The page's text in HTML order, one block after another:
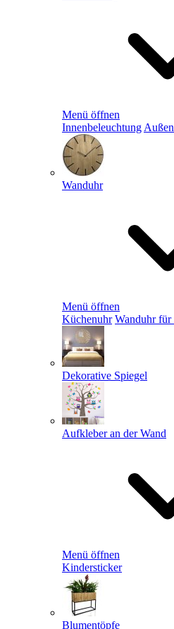
Menü öffnen
Innenbeleuchtung
Wanduhr
Menü öffnen
Küchenuhr Wanduhr
Dekorative Spiegel
Aufkleber an der Wand
Menü öffnen
Kindersticker
Blumentöpfe